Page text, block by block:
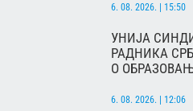
6. 08. 2026. | 15:50
УНИЈА
РАДНИКА
О
6. 08. 2026. | 12:06